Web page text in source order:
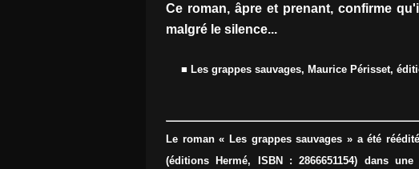
Ce roman, âpre et prenant, confirme
malgré le silence...
■ Les grappes sauvages, Maurice Périsset,
Le roman « Les grappes sauvages » a été
(éditions Hermé, ISBN : 2866651154) dans